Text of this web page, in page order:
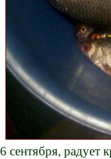
6 сентября, радует